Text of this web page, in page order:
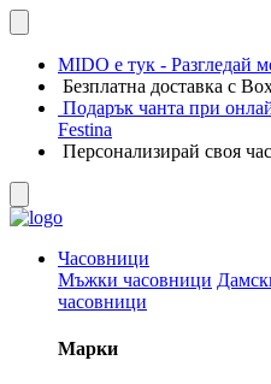
MIDO е тук - Разгледай
Безплатна доставка с
Подарък чанта при
Festina
Персонализирай своя
Часовници
Мъжки часовници
часовници
Марки